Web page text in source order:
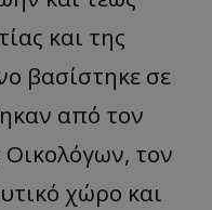
και της
βασίστηκε σε
από τον
τον
χώρο και